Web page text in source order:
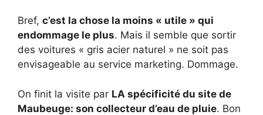
Bref, c’est la chose la moins « utile » qui
endommage le plus. Mais il semble que sortir
des voitures « gris acier naturel » ne soit pas
envisageable au service marketing. Dommage.
On finit la visite par LA spécificité du site de
Maubeuge: son collecteur d’eau de pluie. Bon